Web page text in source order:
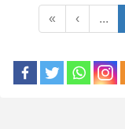
« ‹ ...